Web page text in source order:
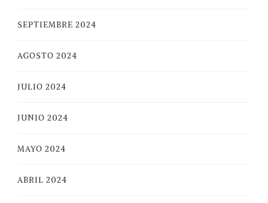
SEPTIEMBRE 2024
AGOSTO 2024
JULIO 2024
JUNIO 2024
MAYO 2024
ABRIL 2024